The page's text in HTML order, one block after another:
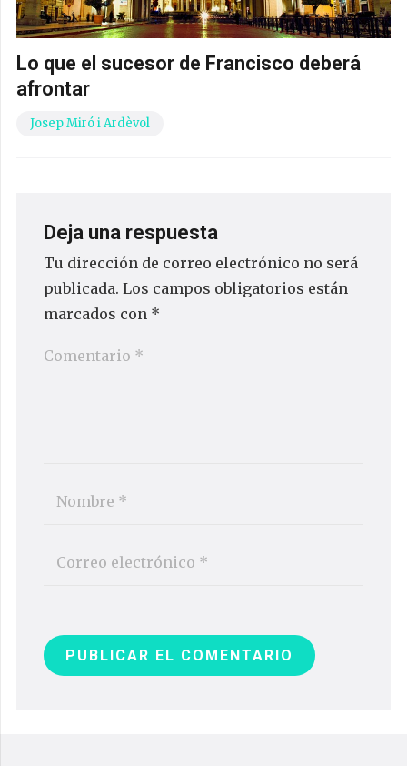
Lo que el sucesor de Francisco deberá
afrontar
Josep Miró i Ardèvol
Deja una respuesta
Tu dirección de correo electrónico no será
publicada. Los campos obligatorios están
marcados con *
PUBLICAR EL COMENTARIO